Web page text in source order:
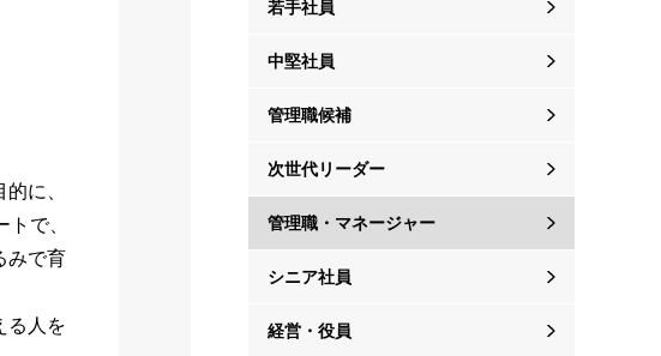
に、
で、
みで育
る人を
若手社員
中堅社員
管理職候補
次世代リーダー
管理職・マネージャー
シニア社員
経営・役員